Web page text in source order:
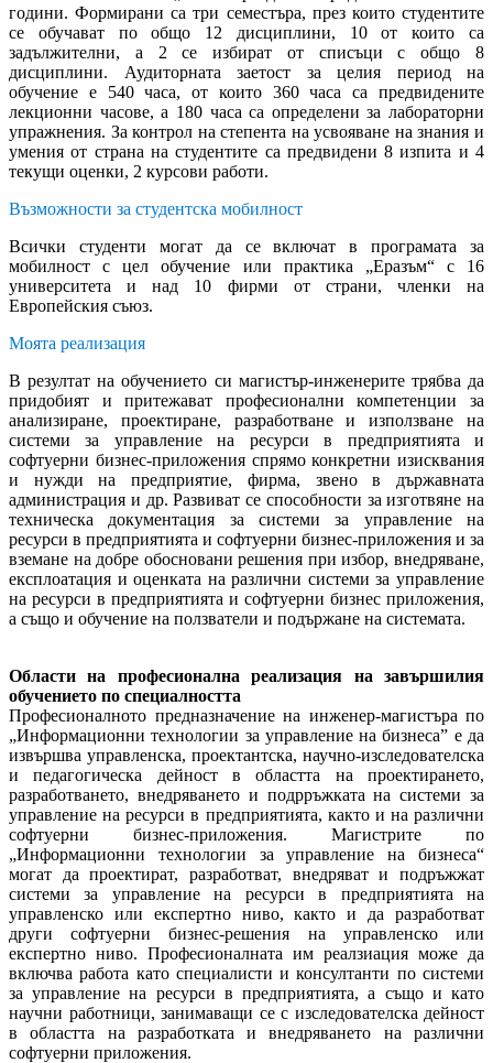
години. Формирани са три семестъра, през които студентите
се обучават по общо 12 дисциплини, 10 от които са
задължителни, а 2 се избират от списъци с общо 8
дисциплини. Аудиторната заетост за целия период на
обучение е 540 часа, от които 360 часа са предвидените
лекционни часове, а 180 часа са определени за лабораторни
упражнения. За контрол на степента на усвояване на знания и
умения от страна на студентите са предвидени 8 изпита и 4
текущи оценки, 2 курсови работи.
Възможности за студентска мобилност
Всички студенти могат да се включат в програмата за
мобилност с цел обучение или практика „Еразъм“ с 16
университета и над 10 фирми от страни, членки на
Европейския съюз.
Моята реализация
В резултат на обучението си магистър-инженерите трябва да
придобият и притежават професионални компетенции за
анализиране, проектиране, разработване и използване на
системи за управление на ресурси в предприятията и
софтуерни бизнес-приложения спрямо конкретни изисквания
и нужди на предприятие, фирма, звено в държавната
администрация и др. Развиват се способности за изготвяне на
техническа документация за системи за управление на
ресурси в предприятията и софтуерни бизнес-приложения и за
вземане на добре обосновани решения при избор, внедряване,
експлоатация и оценката на различни системи за управление
на ресурси в предприятията и софтуерни бизнес приложения,
а също и обучение на ползватели и подържане на системата.
Области на професионална реализация на завършилия
обучението по специалността
Професионалното предназначение на инженер-магистъра по
„Информационни технологии за управление на бизнеса” е да
извършва управленска, проектантска, научно-изследователска
и педагогическа дейност в областта на проектирането,
разработването, внедряването и подрръжката на системи за
управление на ресурси в предприятията, както и на различни
софтуерни бизнес-приложения. Магистрите по
„Информационни технологии за управление на бизнеса“
могат да проектират, разработват, внедряват и подръжжат
системи за управление на ресурси в предприятията на
управленско или експертно ниво, както и да разработват
други софтуерни бизнес-решения на управленско или
експертно ниво. Професионалната им реалзиация може да
включва работа като специалисти и консултанти по системи
за управление на ресурси в предприятията, а също и като
научни работници, занимаващи се с изследователска дейност
в областта на разработката и внедряването на различни
софтуерни приложения.